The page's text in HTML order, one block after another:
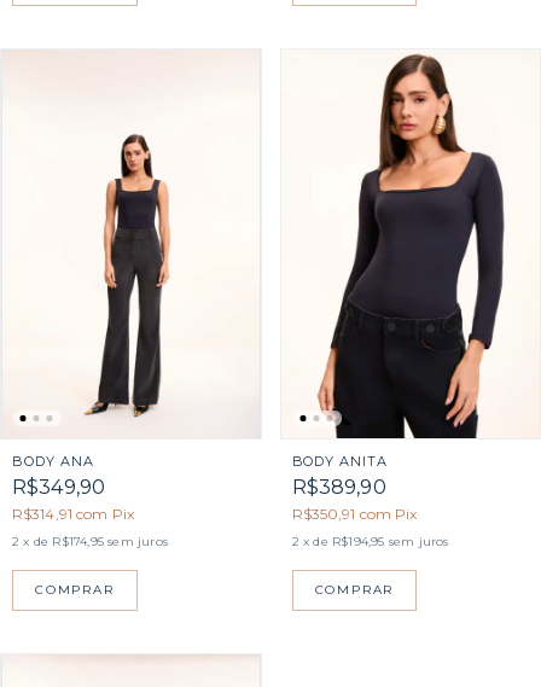
BODY ANA
R$349,90
R$314,91com Pix
2 x de R$174,95 sem juros
COMPRAR
BODY ANITA
R$389,90
R$350,91 com Pix
2 x de R$194,95 sem juros
COMPRAR